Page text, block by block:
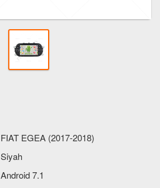
FIAT EGEA (2017-2018)
Siyah
Android 7.1